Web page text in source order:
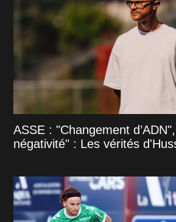
ASSE : "Changement
négativité" : Les vérités